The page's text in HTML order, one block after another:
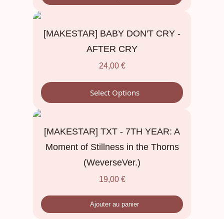
[MAKESTAR] BABY DON'T CRY -
AFTER CRY
24,00 €
Select Options
[MAKESTAR] TXT - 7TH YEAR: A
Moment of Stillness in the Thorns
(WeverseVer.)
19,00 €
Ajouter au panier